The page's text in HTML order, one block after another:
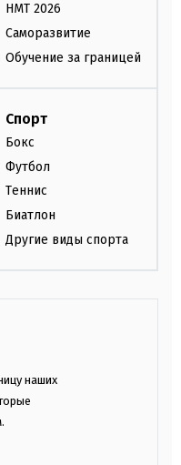
НМТ 2026
Саморазвитие
Обучение за границей
Спорт
Бокс
Футбол
Теннис
Биатлон
Другие виды спорта
наших